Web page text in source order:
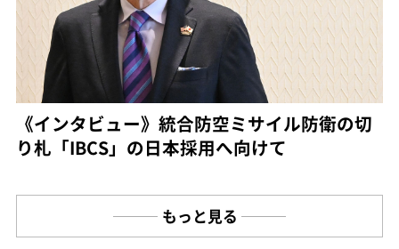
《インタビュー》統合防空ミサイル防衛の切
り札「IBCS」の日本採用へ向けて
もっと見る